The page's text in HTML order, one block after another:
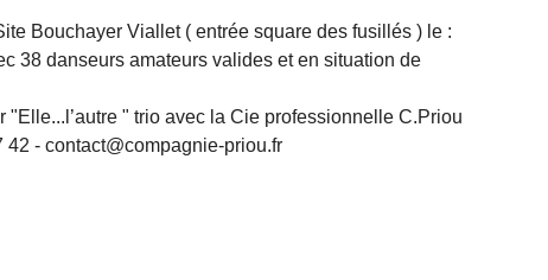
Bouchayer Viallet ( entrée square des fusillés ) le :
38 danseurs amateurs valides et en situation de
"Elle...l’autre " trio avec la Cie professionnelle C.Priou
42 - contact@compagnie-priou.fr